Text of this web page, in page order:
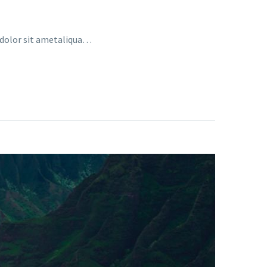
dolor sit ametaliqua…